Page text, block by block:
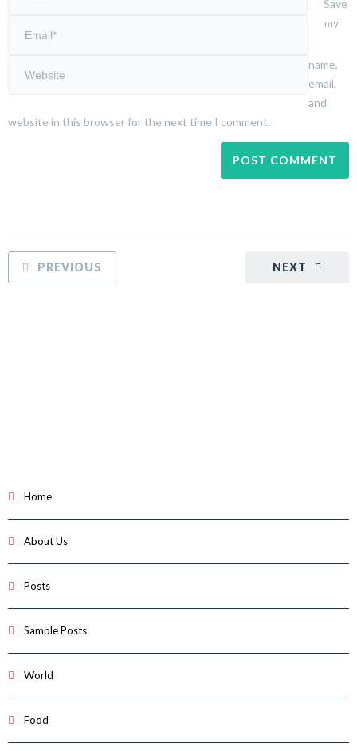
Save
my
name,
email,
and
website in this browser for the next time I comment.
NEXT
PREVIOUS
Home
About Us
Posts
Sample Posts
World
Food